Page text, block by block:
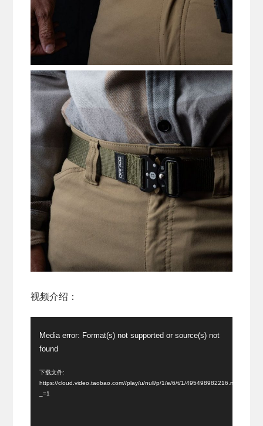
视频介绍：
放
Media error: Format(s) not supported or source(s) not
found
下载文件:
https://cloud.video.taobao.com//play/u/null/p/1/e/6/t/1/495498982216.mp4?
_=1